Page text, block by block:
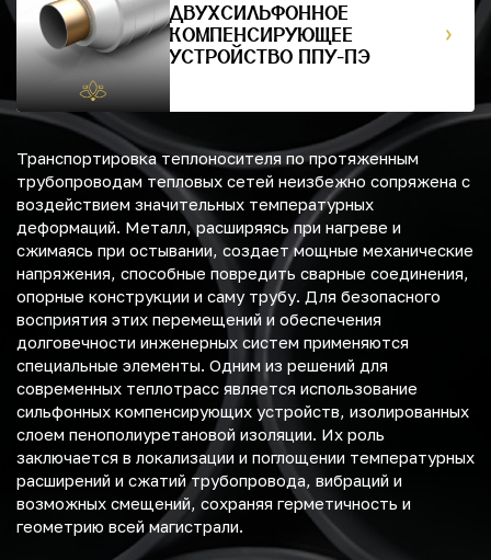
ДВУХСИЛЬФОННОЕ
КОМПЕНСИРУЮЩЕЕ
УСТРОЙСТВО ППУ-ПЭ
Транспортировка теплоносителя по протяженным
трубопроводам тепловых сетей неизбежно сопряжена с
воздействием значительных температурных
деформаций. Металл, расширяясь при нагреве и
сжимаясь при остывании, создает мощные механические
напряжения, способные повредить сварные соединения,
опорные конструкции и саму трубу. Для безопасного
восприятия этих перемещений и обеспечения
долговечности инженерных систем применяются
специальные элементы. Одним из решений для
современных теплотрасс является использование
сильфонных компенсирующих устройств, изолированных
слоем пенополиуретановой изоляции. Их роль
заключается в локализации и поглощении температурных
расширений и сжатий трубопровода, вибраций и
возможных смещений, сохраняя герметичность и
геометрию всей магистрали.